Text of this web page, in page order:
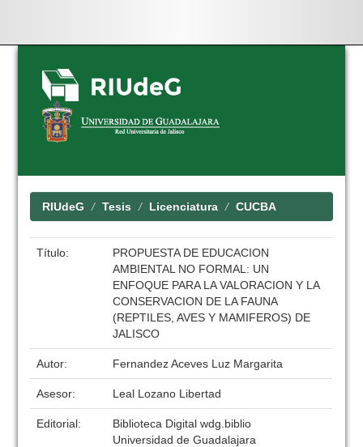
Skip
navigation
RIUdeG Tesis Licenciatura CUCBA
Título:
PROPUESTA DE EDUCACION
AMBIENTAL NO FORMAL: UN
ENFOQUE PARA LA VALORACION Y LA
CONSERVACION DE LA FAUNA
(REPTILES, AVES Y MAMIFEROS) DE
JALISCO
Autor: Fernandez Aceves Luz Margarita
Asesor: Leal Lozano Libertad
Editorial:
Biblioteca Digital wdg.biblio
Universidad de Guadalajara